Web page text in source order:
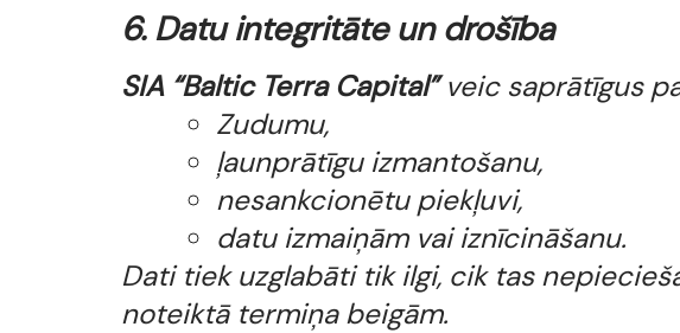
6. Datu integritāte un drošība
SIA “Baltic Terra Capital”veic saprātīgus
Zudumu,
ļaunprātīgu izmantošanu,
nesankcionētu piekļuvi,
datu izmaiņām vai iznīcināšanu.
Dati tiek uzglabāti tik ilgi, cik tas
noteiktā termiņa beigām.